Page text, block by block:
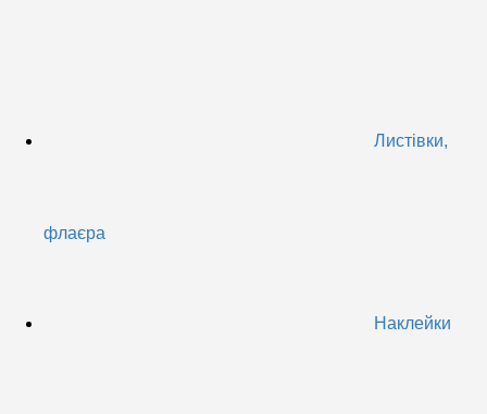
Листівки,
флаєра
Наклейки